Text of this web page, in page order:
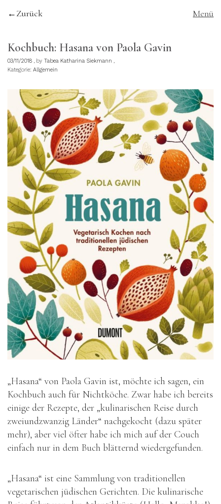
Zurück Menü
Kochbuch: Hasana von Paola Gavin
03/11/2018 by Tabea Katharina Siekmann
Kategorie: Allgemein
„Hasana“ von Paola Gavin ist, möchte ich sagen, ein
Kochbuch auch für Nichtköche. Zwar habe ich bereits
einige der Rezepte, der „kulinarischen Reise durch
zweiundzwanzig Länder“ nachgekocht (dazu später
mehr), aber viel öfter habe ich mich auf der Couch
einfach nur in dem Buch blätternd wiedergefunden.
„Hasana“ ist eine Sammlung von traditionellen
vegetarischen jüdischen Gerichten. Die kulinarische